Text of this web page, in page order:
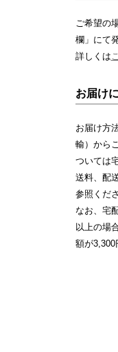
ご希望の
欄」にて
詳しくは
お届け
お届け方
輸）から
ついては
送料、配
参照くださ
なお、宅
以上の場
額が3,300